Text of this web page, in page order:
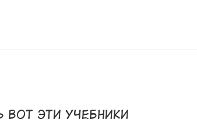
эти учебники